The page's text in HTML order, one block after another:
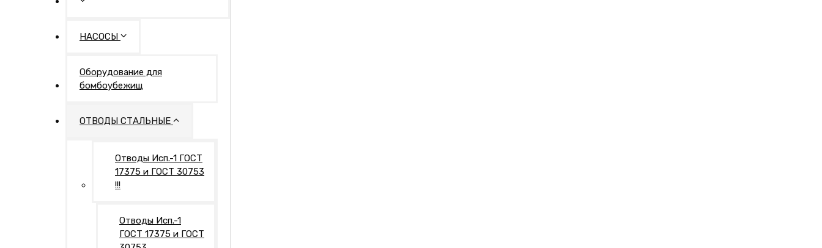
НАСОСЫ
Оборудование для
бомбоубежищ
ОТВОДЫ СТАЛЬНЫЕ
Отводы Исп.-1 ГОСТ
17375 и ГОСТ 30753
!!!
Отводы Исп.-1
ГОСТ 17375 и ГОСТ